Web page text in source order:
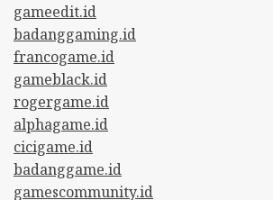
gameedit.id
badanggaming.id
francogame.id
gameblack.id
rogergame.id
alphagame.id
cicigame.id
badanggame.id
gamescommunity.id